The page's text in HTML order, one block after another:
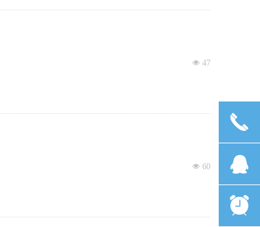
넶 47
넶 60
끅
뀩
뀥